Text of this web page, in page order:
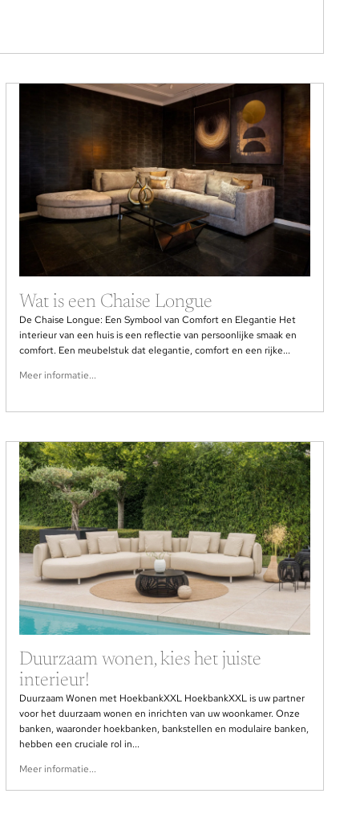
Wat is een Chaise Longue
De Chaise Longue: Een Symbool van Comfort en Elegantie Het
interieur van een huis is een reflectie van persoonlijke smaak en
comfort. Een meubelstuk dat elegantie, comfort en een rijke...
Meer informatie...
Duurzaam wonen, kies het juiste
interieur!
Duurzaam Wonen met HoekbankXXL HoekbankXXL is uw partner
voor het duurzaam wonen en inrichten van uw woonkamer. Onze
banken, waaronder hoekbanken, bankstellen en modulaire banken,
hebben een cruciale rol in...
Meer informatie...